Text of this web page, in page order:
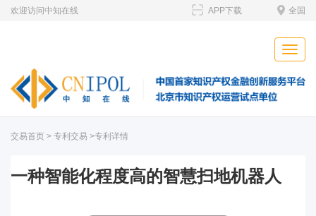
欢迎访问中知在线 全国
APP下载
Toggle
交易首页 > 专利交易 >专利详情
一种智能化程度高的智慧扫地机器人